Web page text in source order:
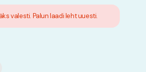
valesti. Palun laadi leht uuesti.